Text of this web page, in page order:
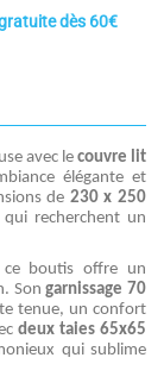
dès 60€
avec le couvre lit
élégante et
de 230 x 250
recherchent un
boutis offre un
Songarnissage 70
tenue, un confort
deux taies 65x65
qui sublime